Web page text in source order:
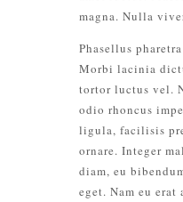
magna. Nulla
Phasellus
Morbi lacinia
tortor luctus vel.
odio rhoncus
ligula, facilisis
ornare. Integer
diam, eu
eget. Nam eu